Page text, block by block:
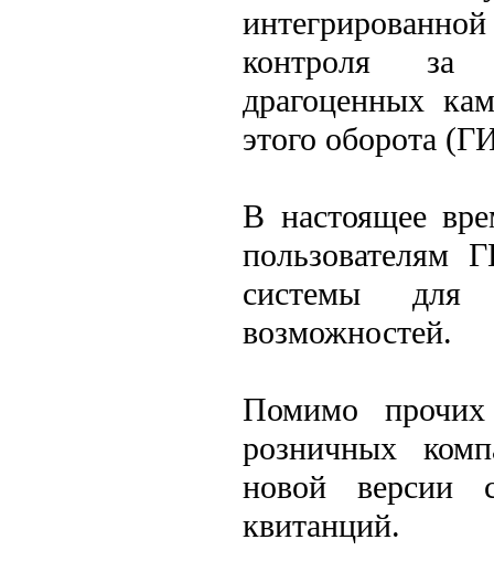
контроля за
драгоценных
этого оборота
В настоящее
системы для
возможностей.
Помимо
розничных
новой версии
квитанций.